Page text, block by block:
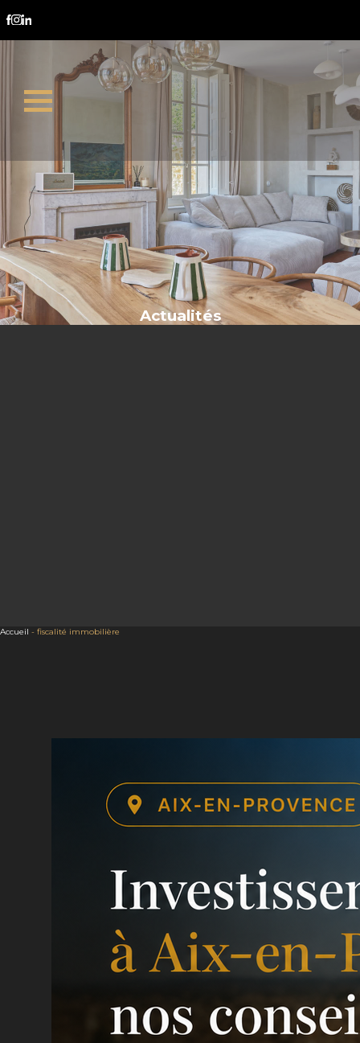
fiscalité immobilière
Actualités
Accueil - fiscalité immobilière